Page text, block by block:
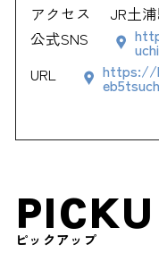
アクセス
JR土
公式SNS
URL
https://
ピックアップ